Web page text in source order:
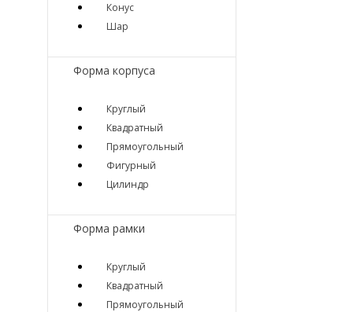
Конус
Шар
Форма корпуса
Круглый
Квадратный
Прямоугольный
Фигурный
Цилиндр
Форма рамки
Круглый
Квадратный
Прямоугольный